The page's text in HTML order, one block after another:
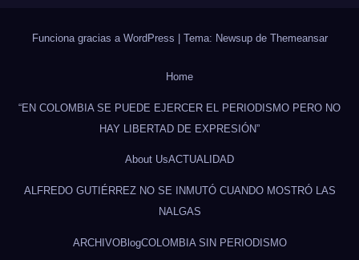
Funciona gracias a WordPress | Tema: Newsup de Themeansar
Home
“EN COLOMBIA SE PUEDE EJERCER EL PERIODISMO PERO NO
HAY LIBERTAD DE EXPRESIÓN”
About UsACTUALIDAD
ALFREDO GUTIÉRREZ NO SE INMUTÓ CUANDO MOSTRÓ LAS
NALGAS
ARCHIVOBlogCOLOMBIA SIN PERIODISMO